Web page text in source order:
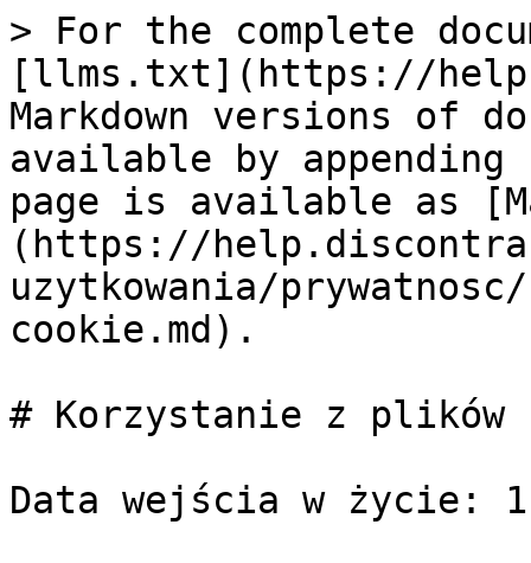
> For the complete
[llms.txt](https://
Markdown versions of
available by
page is available as
(https://
uzytkowania/
cookie.md).
# Korzystanie z plików
Data wejścia w życie: